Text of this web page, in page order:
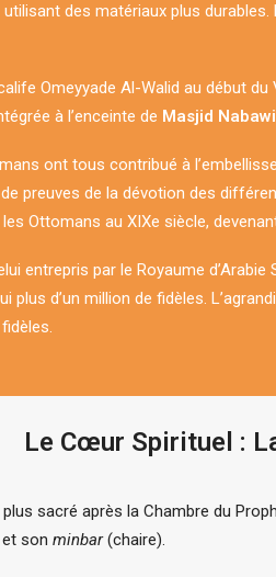
des matériaux plus
Omeyyade Al-Walid au début
à l’enceinte de Masjid Nabawi
ont tous contribué à
preuves de la dévotion des
Ottomans au XIXe siècle,
entrepris par le Royaume
plus d’un million de fidèles.
Le Cœur Spirituel :
son minbar(chaire).